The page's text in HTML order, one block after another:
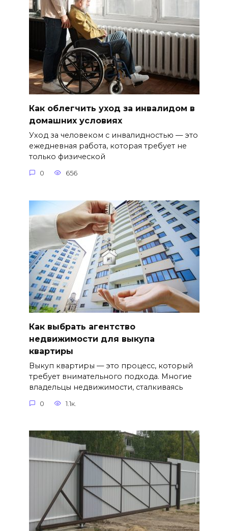
Как облегчить уход за инвалидом в
домашних условиях
Уход за человеком с инвалидностью — это
ежедневная работа, которая требует не
только физической
0 656
Как выбрать агентство
недвижимости для выкупа
квартиры
Выкуп квартиры — это процесс, который
требует внимательного подхода. Многие
владельцы недвижимости, сталкиваясь
0 1.1к.